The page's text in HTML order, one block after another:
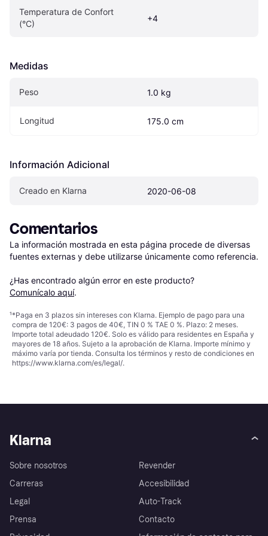
Temperatura de Confort
(°C)
+4
Medidas
Peso 1.0 kg
Longitud 175.0 cm
Información Adicional
Creado en Klarna 2020-06-08
Comentarios
La información mostrada en esta página procede de diversas
fuentes externas y debe utilizarse únicamente como referencia.
¿Has encontrado algún error en este producto?
Comunícalo aquí.
¹*Paga en 3 plazos sin intereses con Klarna. Ejemplo de pago para una
compra de 120€: 3 pagos de 40€, TIN 0 % TAE 0 %. Plazo: 2 meses.
Importe total adeudado 120€. Solo es válido para residentes en España y
mayores de 18 años. Sujeto a la aprobación de Klarna. Importe mínimo y
máximo varía por tienda. Consulta los términos y resto de condiciones en
https://www.klarna.com/es/legal/.
Klarna
Sobre nosotros
Carreras
Legal
Prensa
Revender
Accesibilidad
Auto-Track
Contacto